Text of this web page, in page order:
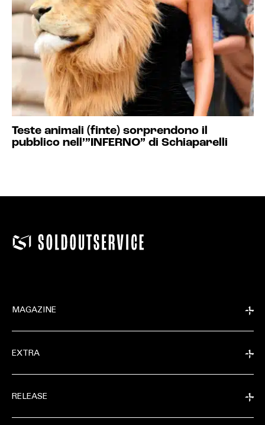
Teste animali (finte) sorprendono il
pubblico nell’”INFERNO” di Schiaparelli
MAGAZINE
EXTRA
RELEASE